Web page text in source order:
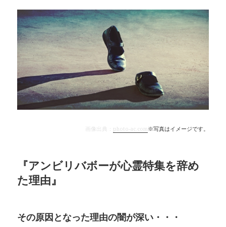
画像出典： photo-ac.com※写真はイメージです。
『アンビリバボーが心霊特集を辞め
た理由』
その原因となった理由の闇が深い・・・